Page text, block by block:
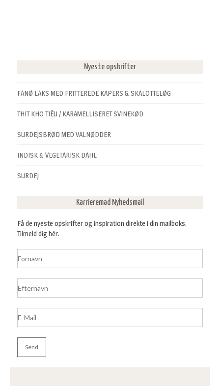
Nyeste opskrifter
FANØ LAKS MED FRITTEREDE KAPERS & SKALOTTELØG
THIT KHO TIÊU / KARAMELLISERET SVINEKØD
SURDEJSBRØD MED VALNØDDER
INDISK & VEGETARISK DAHL
SURDEJ
Karrieremad Nyhedsmail
Få de nyeste opskrifter og inspiration direkte i din mailboks.
Tilmeld dig hér.